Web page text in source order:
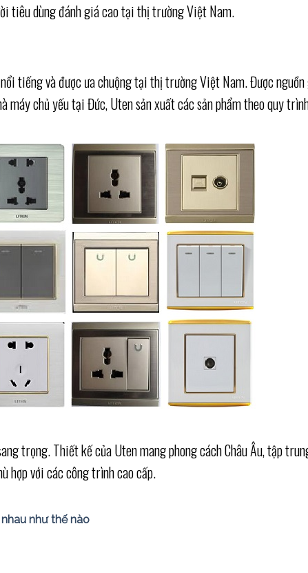
tiêu dùng đánh giá cao tại thị trường Việt Nam.
tiếng và được ưa chuộng tại thị trường Việt Nam. Được
máy chủ yếu tại Đức, Uten sản xuất các sản phẩm theo quy
trọng. Thiết kế của Uten mang phong cách Châu Âu, tập
hợp với các công trình cao cấp.
như thế nào